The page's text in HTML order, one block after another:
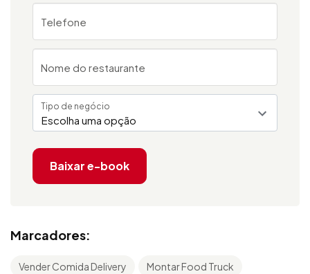
Telefone
Nome do restaurante
Escolha uma opção
Tipo de negócio
Baixar e-book
Marcadores:
Vender Comida Delivery Montar Food Truck